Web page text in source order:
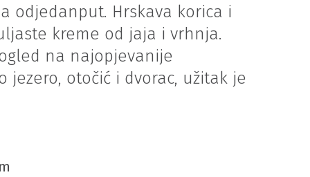
odjedanput. Hrskava korica i
kreme od jaja i vrhnja.
na najopjevanije
jezero, otočić i dvorac, užitak je